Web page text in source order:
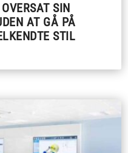
SIN
AT GÅ PÅ
STIL